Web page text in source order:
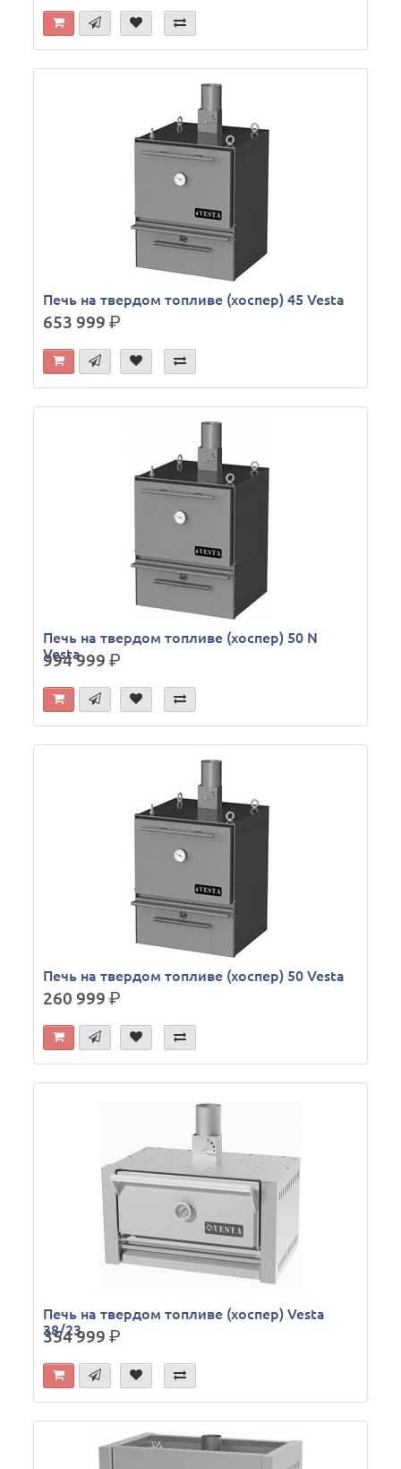
Печь на твердом топливе (хоспер) 45 Vesta
653 999р.
Печь на твердом топливе (хоспер) 50 N
Vesta
994 999р.
Печь на твердом топливе (хоспер) 50 Vesta
260 999р.
Печь на твердом топливе (хоспер) Vesta
38/23
354 999р.